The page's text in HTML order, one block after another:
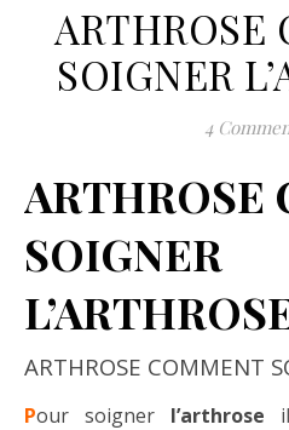
ARTHROSE
SOIGNER
4
ARTHROSE
SOIGNER
ARTHROSE COMMENT
Pour soigner l’arthrose